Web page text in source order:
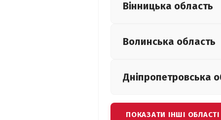
Вінницька область
Волинська область
Дніпропетровська
ПОКАЗАТИ ІНШІ ОБЛАСТІ